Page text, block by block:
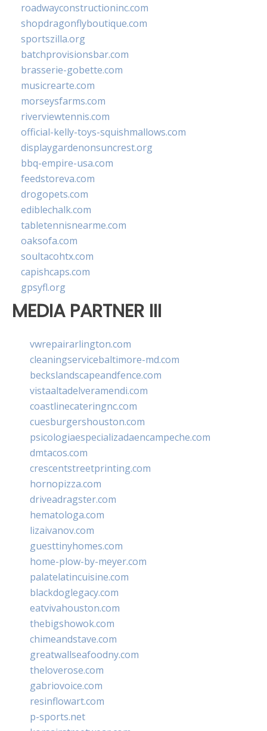
roadwayconstructioninc.com
shopdragonflyboutique.com
sportszilla.org
batchprovisionsbar.com
brasserie-gobette.com
musicrearte.com
morseysfarms.com
riverviewtennis.com
official-kelly-toys-squishmallows.com
displaygardenonsuncrest.org
bbq-empire-usa.com
feedstoreva.com
drogopets.com
ediblechalk.com
tabletennisnearme.com
oaksofa.com
soultacohtx.com
capishcaps.com
gpsyfl.org
MEDIA PARTNER III
vwrepairarlington.com
cleaningservicebaltimore-md.com
beckslandscapeandfence.com
vistaaltadelveramendi.com
coastlinecateringnc.com
cuesburgershouston.com
psicologiaespecializadaencampeche.com
dmtacos.com
crescentstreetprinting.com
hornopizza.com
driveadragster.com
hematologa.com
lizaivanov.com
guesttinyhomes.com
home-plow-by-meyer.com
palatelatincuisine.com
blackdoglegacy.com
eatvivahouston.com
thebigshowok.com
chimeandstave.com
greatwallseafoodny.com
theloverose.com
gabriovoice.com
resinflowart.com
p-sports.net